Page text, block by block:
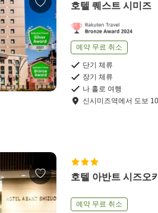
호텔 퀘스트 시미즈
예약 무료 취소
단기 체류
장기 체류
나 홀로 여행
신시미즈역에서 도보 10
호텔 아반트 시즈오
예약 무료 취소